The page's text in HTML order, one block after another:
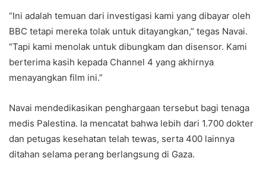
“Ini adalah temuan dari investigasi kami yang dibayar oleh
BBC tetapi mereka tolak untuk ditayangkan,” tegas Navai.
“Tapi kami menolak untuk dibungkam dan disensor. Kami
berterima kasih kepada Channel 4 yang akhirnya
menayangkan film ini.”
Navai mendedikasikan penghargaan tersebut bagi tenaga
medis Palestina. Ia mencatat bahwa lebih dari 1.700 dokter
dan petugas kesehatan telah tewas, serta 400 lainnya
ditahan selama perang berlangsung di Gaza.